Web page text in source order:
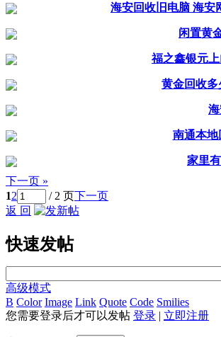
海安回收旧电脑 海安
闲置黄
福之鑫银元
黄金回收多
南通本地
家里
下一页 »
12 / 2 页下一页
返 回
快速发帖
高级模式
B Color Image Link Quote Code Smilies
您需要登录后才可以发帖 登录 | 立即注册